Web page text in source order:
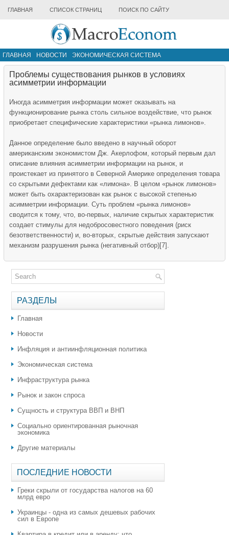
ГЛАВНАЯ СПИСОК СТРАНИЦ ПОИСК ПО САЙТУ
ГЛАВНАЯ НОВОСТИ
ЭКОНОМИЧЕСКАЯ СИСТЕМА
ИНФРАСТРУКТУРА РЫНКА
Проблемы существования рынков в условиях
асимметрии информации
Иногда асимметрия информации может оказывать на
функционирование рынка столь сильное воздействие, что рынок
приобретает специфические характеристики «рынка лимонов».
Данное определение было введено в научный оборот
американским экономистом Дж. Акерлофом, который первым дал
описание влияния асимметрии информации на рынок, и
проистекает из принятого в Северной Америке определения товара
со скрытыми дефектами как «лимона». В целом «рынок лимонов»
может быть охарактеризован как рынок с высокой степенью
асимметрии информации. Суть проблем «рынка лимонов»
сводится к тому, что, во-первых, наличие скрытых характеристик
создает стимулы для недобросовестного поведения (риск
безответственности) и, во-вторых, скрытые действия запускают
механизм разрушения рынка (негативный отбор)[7].
РАЗДЕЛЫ
Главная
Новости
Инфляция и антиинфляционная политика
Экономическая система
Инфраструктура рынка
Рынок и закон спроса
Сущность и структура ВВП и ВНП
Социально ориентированная рыночная
экономика
Другие материалы
ПОСЛЕДНИЕ НОВОСТИ
Греки скрыли от государства налогов на 60
млрд евро
Украинцы - одна из самых дешевых рабочих
сил в Европе